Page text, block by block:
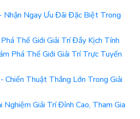
Nhận Ngay Ưu Đãi Đặc Biệt Trong
Thế Giới Giải Trí Đầy Kịch Tính
Phá Thế Giới Giải Trí Trực Tuyến
Chiến Thuật Thắng Lớn Trong Giải
Nghiệm Giải Trí Đỉnh Cao, Tham Gia